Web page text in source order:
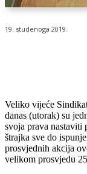
19. studenoga 2019.
Veliko vijeće
danas (utorak) su
svoja prava nastaviti
štrajka sve do
prosvjednih akcija
velikom prosvjedu